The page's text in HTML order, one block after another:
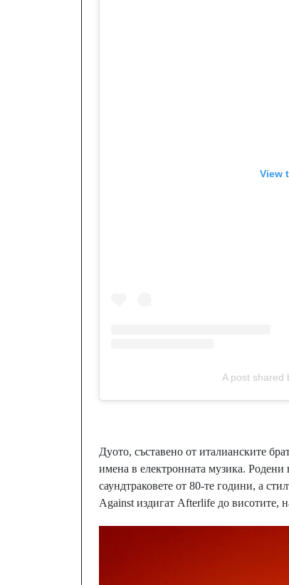
View
A post shared
Дуото, съставено от италианските
имена в електронната музика.
саундтраковете от 80-те години, а
Against издигат Afterlife до висотите,